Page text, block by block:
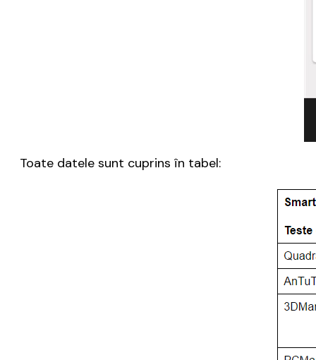
Toate datele sunt cuprins în tabel: